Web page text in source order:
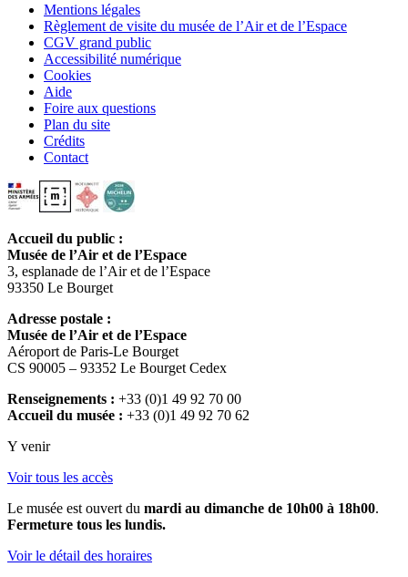
Mentions légales
Règlement de visite du musée de l’Air et de l’Espace
CGV grand public
Accessibilité numérique
Cookies
Aide
Foire aux questions
Plan du site
Crédits
Contact
Accueil du public :
Musée de l’Air et de l’Espace
3, esplanade de l’Air et de l’Espace
93350 Le Bourget
Adresse postale :
Musée de l’Air et de l’Espace
Aéroport de Paris-Le Bourget
CS 90005 – 93352 Le Bourget Cedex
Renseignements : +33 (0)1 49 92 70 00
Accueil du musée : +33 (0)1 49 92 70 62
Y venir
Voir tous les accès
Le musée est ouvert du mardi au dimanche de 10h00 à 18h00.
Fermeture tous les lundis.
Voir le détail des horaires